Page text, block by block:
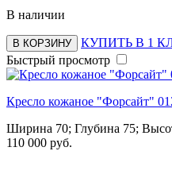
В наличии
В КОРЗИНУ
КУПИТЬ В 1
Быстрый просмотр
Кресло кожаное "Форсайт"
Ширина 70; Глубина 75;
110 000 руб.